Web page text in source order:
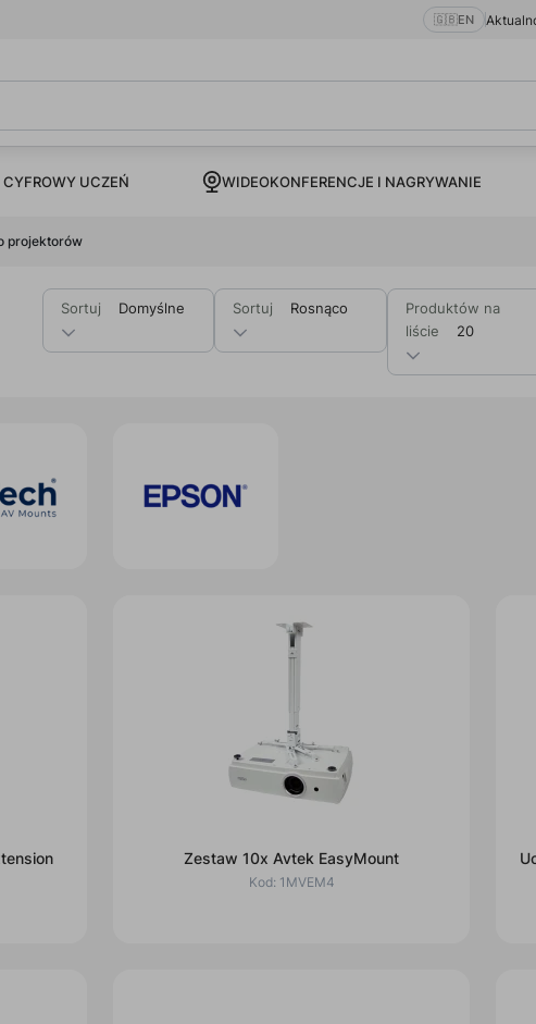
🇬🇧EN
CYFROWY UCZEŃ WIDEOKONFERENCJE I NAGRYWANIE
projektorów
Sortuj Domyślne Sortuj Rosnąco
Produktów na
liście
20
Zestaw 10x Avtek EasyMount
Kod: 1MVEM4